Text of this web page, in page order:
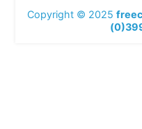
Copyright © 2025